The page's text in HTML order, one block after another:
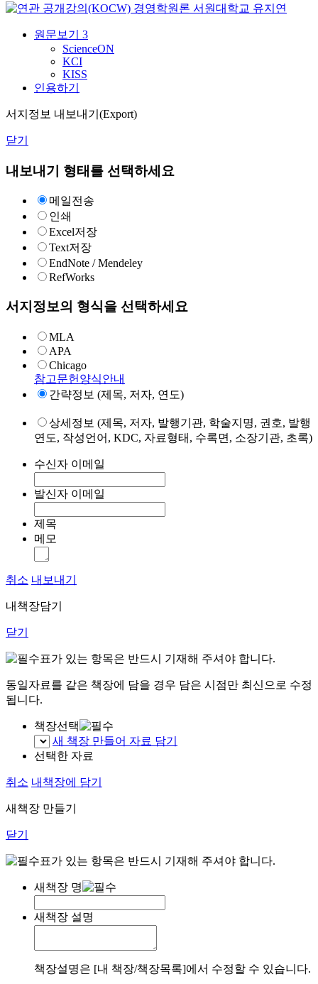
경영학원론 서원대학교 유지연
원문보기 3
ScienceON
KCI
KISS
인용하기
서지정보 내보내기(Export)
닫기
내보내기 형태를 선택하세요
메일전송
인쇄
Excel저장
Text저장
EndNote / Mendeley
RefWorks
서지정보의 형식을 선택하세요
MLA
APA
Chicago
참고문헌양식안내
간략정보 (제목, 저자, 연도)
상세정보 (제목, 저자, 발행기관, 학술지명, 권호, 발행
연도, 작성언어, KDC, 자료형태, 수록면, 소장기관, 초록)
수신자 이메일
발신자 이메일
제목
메모
취소 내보내기
내책장담기
닫기
표가 있는 항목은 반드시 기재해 주셔야 합니다.
동일자료를 같은 책장에 담을 경우 담은 시점만 최신으로 수정
됩니다.
책장선택
새 책장 만들어 자료 담기
선택한 자료
취소 내책장에 담기
새책장 만들기
닫기
표가 있는 항목은 반드시 기재해 주셔야 합니다.
새책장 명
새책장 설명
책장설명은 [내 책장/책장목록]에서 수정할 수 있습니다.